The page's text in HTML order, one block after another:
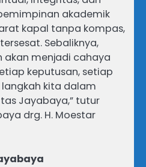
akademik
kapal tanpa kompas,
Sebaliknya,
akan menjadi cahaya
keputusan, setiap
kita dalam
Jayabaya,” tutur
drg. H. Moestar